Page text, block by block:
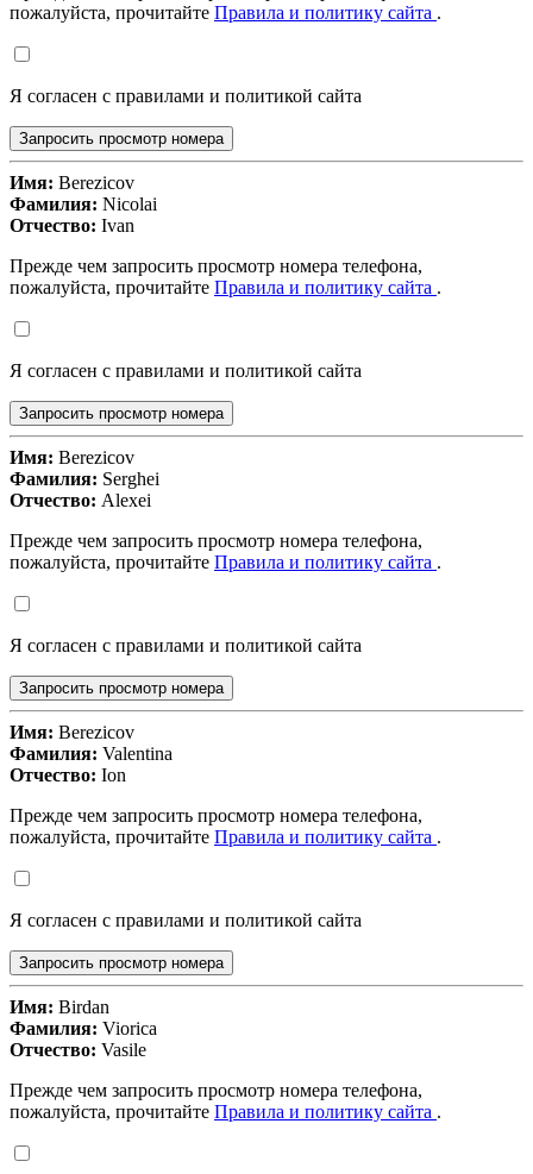
пожалуйста, прочитайте Правила и политику сайта .
Я согласен с правилами и политикой сайта
Запросить просмотр номера
Имя: Berezicov
Фамилия: Nicolai
Отчество: Ivan
Прежде чем запросить просмотр номера телефона,
пожалуйста, прочитайте Правила и политику сайта .
Я согласен с правилами и политикой сайта
Запросить просмотр номера
Имя: Berezicov
Фамилия: Serghei
Отчество: Alexei
Прежде чем запросить просмотр номера телефона,
пожалуйста, прочитайте Правила и политику сайта .
Я согласен с правилами и политикой сайта
Запросить просмотр номера
Имя: Berezicov
Фамилия: Valentina
Отчество: Ion
Прежде чем запросить просмотр номера телефона,
пожалуйста, прочитайте Правила и политику сайта .
Я согласен с правилами и политикой сайта
Запросить просмотр номера
Имя: Birdan
Фамилия: Viorica
Отчество: Vasile
Прежде чем запросить просмотр номера телефона,
пожалуйста, прочитайте Правила и политику сайта .